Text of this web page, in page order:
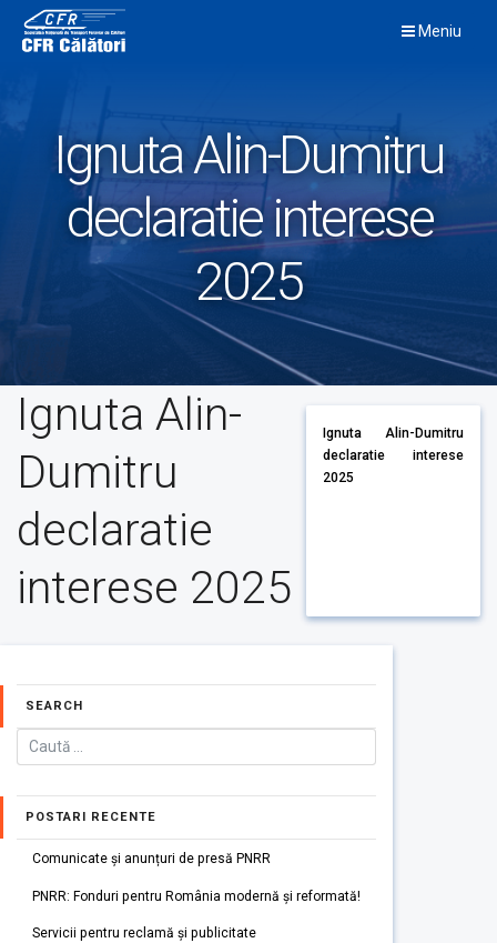
content
Meniu
Ignuta Alin-Dumitru
declaratie interese
2025
Ignuta Alin-
Dumitru
declaratie
interese 2025
Ignuta Alin-Dumitru
declaratie interese
2025
SEARCH
POSTARI RECENTE
Comunicate și anunțuri de presă PNRR
PNRR: Fonduri pentru România modernă și reformată!
Servicii pentru reclamă și publicitate